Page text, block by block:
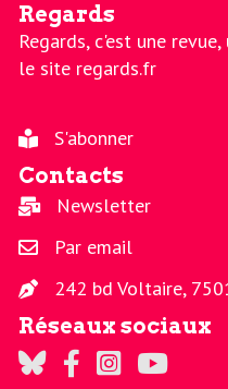
Regards
Regards, c'est une
le site regards.fr
S'abonner
Contacts
Newsletter
Par email
242 bd Voltaire,
Réseaux sociaux
Regards sur Twitter
Regards sur
Regards sur
La chaine